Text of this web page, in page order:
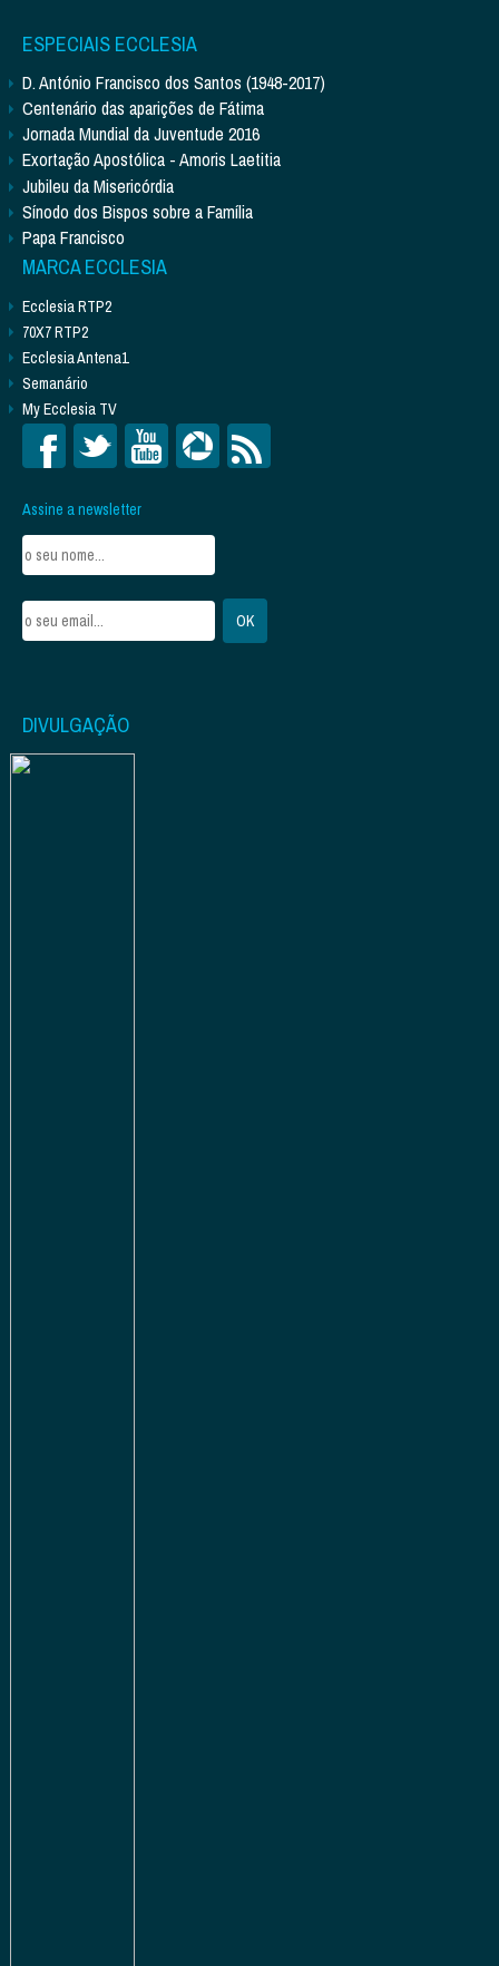
ESPECIAIS ECCLESIA
D. António Francisco dos Santos (1948-2017)
Centenário das aparições de Fátima
Jornada Mundial da Juventude 2016
Exortação Apostólica - Amoris Laetitia
Jubileu da Misericórdia
Sínodo dos Bispos sobre a Família
Papa Francisco
MARCA ECCLESIA
Ecclesia RTP2
70X7 RTP2
Ecclesia Antena1
Semanário
My Ecclesia TV
Assine a newsletter
DIVULGAÇÃO